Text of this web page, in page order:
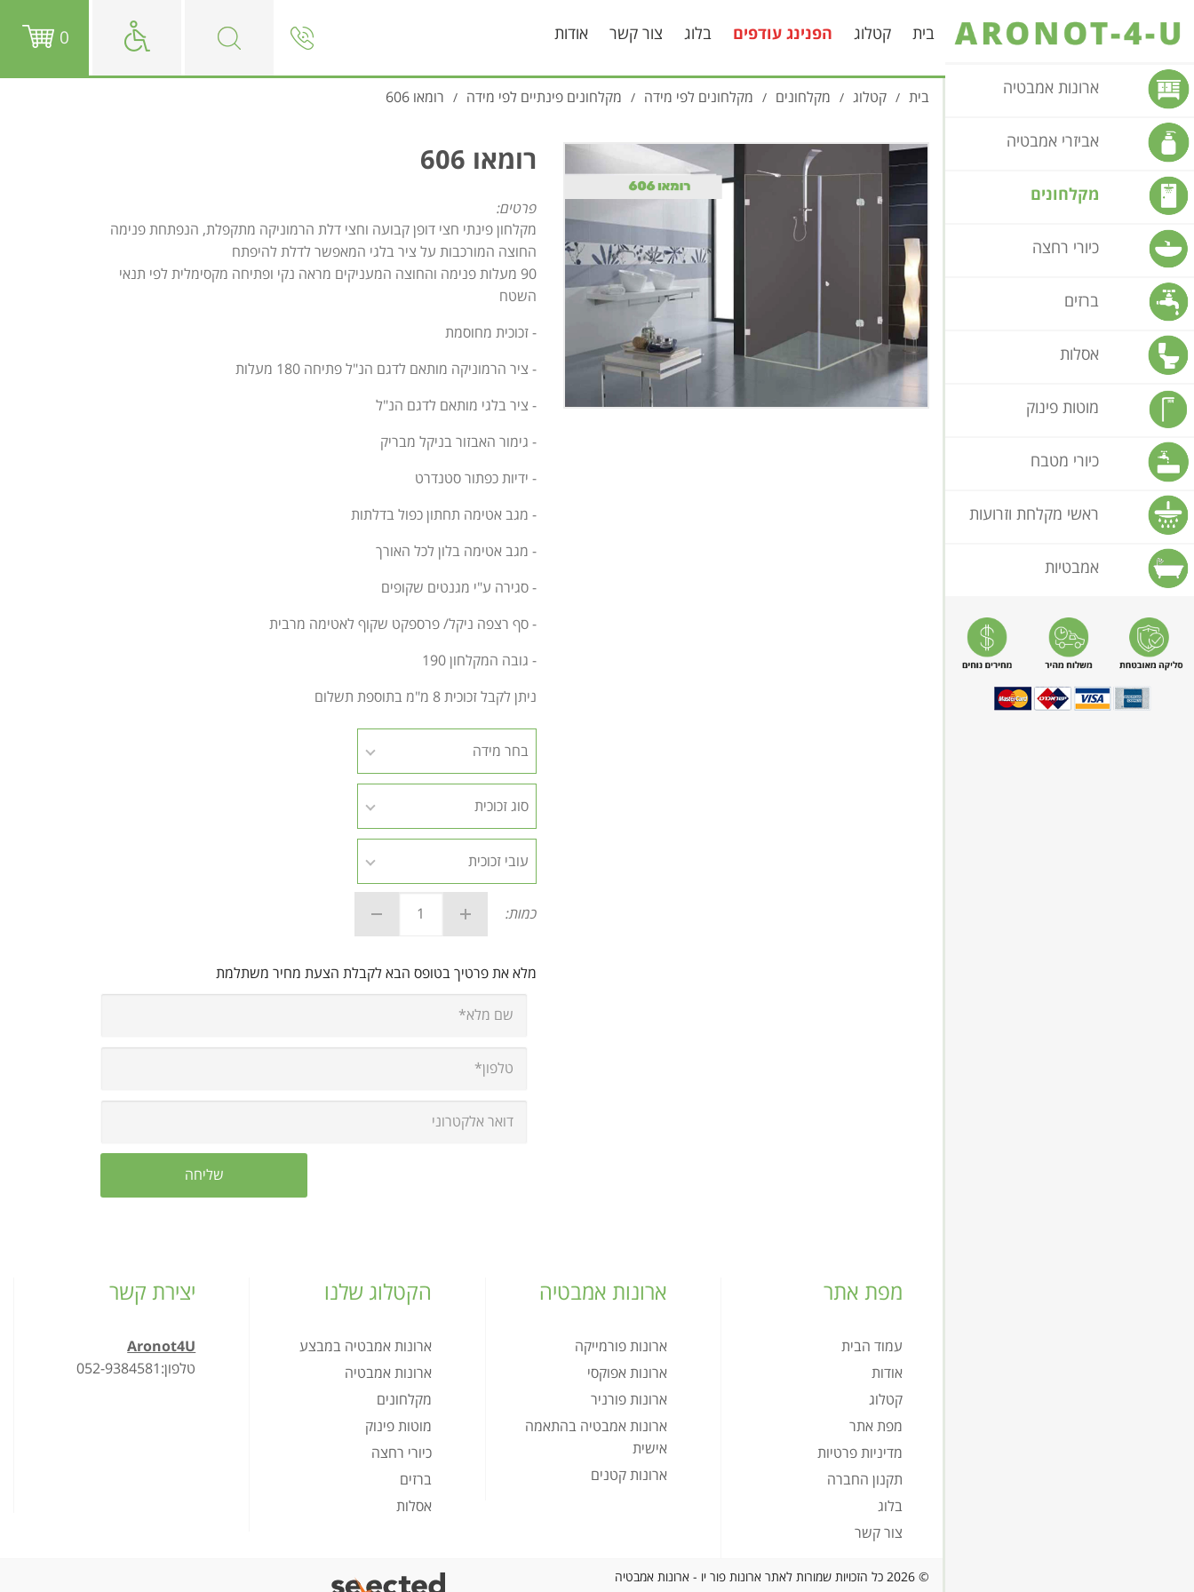
ארונות אמבטיה
אביזרי אמבטיה
מקלחונים
כיורי רחצה
ברזים
אסלות
מוטות פינוק
כיורי מטבח
ראשי מקלחת וזרועות
אמבטיות
בית קטלוג הפנינג עודפים בלוג צור קשר אודות 0
בית / קטלוג / מקלחונים / מקלחונים לפי מידה / מקלחונים פינתיים לפי מידה / רומאו 606
רומאו 606
פרטים:
מקלחון פינתי חצי דופן קבועה וחצי דלת הרמוניקה מתקפלת, הנפתחת פנימה
החוצה המורכבות על ציר בלגי המאפשר לדלת להיפתח
90 מעלות פנימה והחוצה המעניקים מראה נקי ופתיחה מקסימלית לפי תנאי
השטח
- זכוכית מחוסמת
- ציר הרמוניקה מותאם לדגם הנ"ל פתיחה 180 מעלות
- ציר בלגי מותאם לדגם הנ"ל
- גימור האבזור בניקל מבריק
- ידיות כפתור סטנדרט
- מגב אטימה תחתון כפול בדלתות
- מגב אטימה בלון לכל האורך
- סגירה ע"י מגנטים שקופים
- סף רצפה ניקל/ פרספקט שקוף לאטימה מרבית
- גובה המקלחון 190
ניתן לקבל זכוכית 8 מ"מ בתוספת תשלום
כמות:
מלא את פרטיך בטופס הבא לקבלת הצעת מחיר משתלמת
מפת אתר
עמוד הבית
אודות
קטלוג
מפת אתר
מדיניות פרטיות
תקנון החברה
בלוג
צור קשר
ארונות אמבטיה
ארונות פורמייקה
ארונות אפוקסי
ארונות פורניר
ארונות אמבטיה בהתאמה
אישית
ארונות קטנים
הקטלוג שלנו
ארונות אמבטיה במבצע
ארונות אמבטיה
מקלחונים
מוטות פינוק
כיורי רחצה
ברזים
אסלות
יצירת קשר
Aronot4U
טלפון:052-9384581
© 2026 כל הזכויות שמורות לאתר ארונות פור יו - ארונות אמבטיה